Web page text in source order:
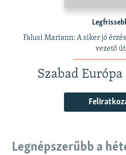
Falusi Mariann: A siker jó
vezető út
Szabad
Legnépszerűbb a